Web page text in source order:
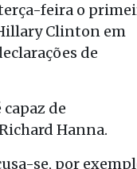
feira o
Clinton em
de
de
Hanna.
se, por